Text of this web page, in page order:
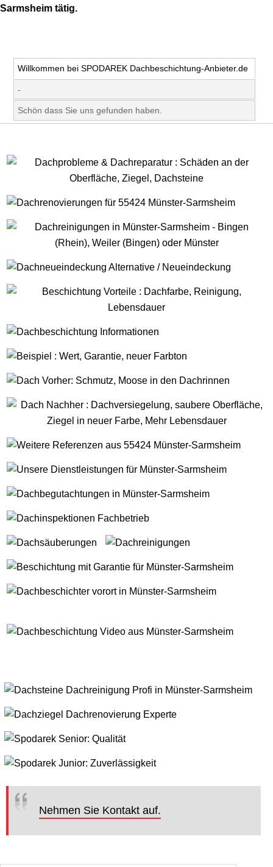
Sarmsheim tätig.
Willkommen bei SPODAREK Dachbeschichtung-Anbieter.de
-
Schön dass Sie uns gefunden haben.
Nehmen Sie Kontakt auf.